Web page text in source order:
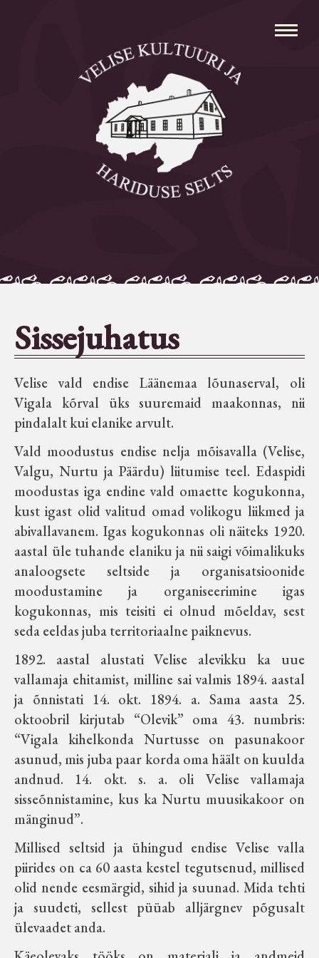
Avaleht
Aleksei Parnabas
Sillaotsa Talumuuseum
Seltsid-ühingud
Aiandus
Tuletõrje
Õpperada
Muud koduloolist Velise mailt
Märjamaa ümbruse valdade
elanike nimekirjad seisuga
15.12.1938
Velise kultuuri ja hariduse selts
Virtuaalnäitused
Otsi
Tagasiside
Sissejuhatus
Velise vald endise Läänemaa lõunaserval, oli
Vigala kõrval üks suuremaid maakonnas, nii
pindalalt kui elanike arvult.
Vald moodustus endise nelja mõisavalla (Velise,
Valgu, Nurtu ja Päärdu) liitumise teel. Edaspidi
moodustas iga endine vald omaette kogukonna,
kust igast olid valitud omad volikogu liikmed ja
abivallavanem. Igas kogukonnas oli näiteks 1920.
aastal üle tuhande elaniku ja nii saigi võimalikuks
analoogsete seltside ja organisatsioonide
moodustamine ja organiseerimine igas
kogukonnas, mis teisiti ei olnud mõeldav, sest
seda eeldas juba territoriaalne paiknevus.
1892. aastal alustati Velise alevikku ka uue
vallamaja ehitamist, milline sai valmis 1894. aastal
ja õnnistati 14. okt. 1894. a. Sama aasta 25.
oktoobril kirjutab “Olevik” oma 43. numbris:
“Vigala kihelkonda Nurtusse on pasunakoor
asunud, mis juba paar korda oma häält on kuulda
andnud. 14. okt. s. a. oli Velise vallamaja
sisseõnnistamine, kus ka Nurtu muusikakoor on
mänginud”.
Millised seltsid ja ühingud endise Velise valla
piirides on ca 60 aasta kestel tegutsenud, millised
olid nende eesmärgid, sihid ja suunad. Mida tehti
ja suudeti, sellest püüab alljärgnev põgusalt
ülevaadet anda.